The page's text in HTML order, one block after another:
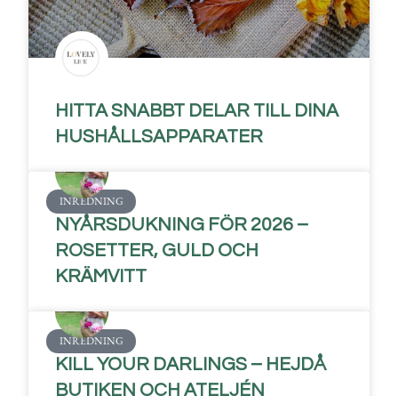
HITTA SNABBT DELAR TILL DINA
HUSHÅLLSAPPARATER
INREDNING
NYÅRSDUKNING FÖR 2026 –
ROSETTER, GULD OCH
KRÄMVITT
INREDNING
KILL YOUR DARLINGS – HEJDÅ
BUTIKEN OCH ATELJÉN